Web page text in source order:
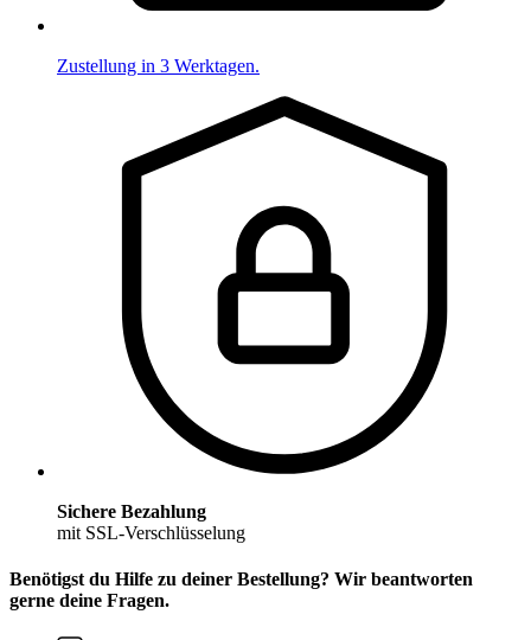
Zustellung in 3 Werktagen.
Sichere Bezahlung
mit SSL-Verschlüsselung
Benötigst du Hilfe zu deiner Bestellung? Wir beantworten
gerne deine Fragen.